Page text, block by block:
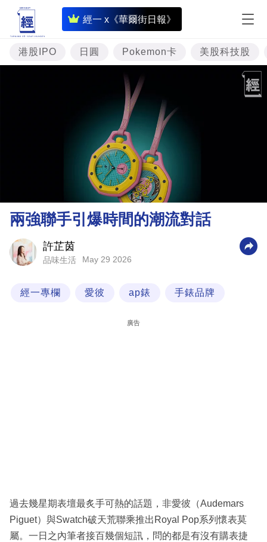
經一 x《華爾街日報》
即
時
財
經
理
財
商
業
閱
專
區
港股IPO 日圓 Pokemon卡 美股科技股
兩強聯手引爆時間的潮流對話
許芷茵
品味生活 May 29 2026
經一專欄 愛彼 ap錶 手錶品牌
廣告
過去幾星期表壇最炙手可熱的話題，非愛彼（Audemars
Piguet）與Swatch破天荒聯乘推出Royal Pop系列懷表莫
屬。一日之內筆者接百幾個短訊，問的都是有沒有購表捷